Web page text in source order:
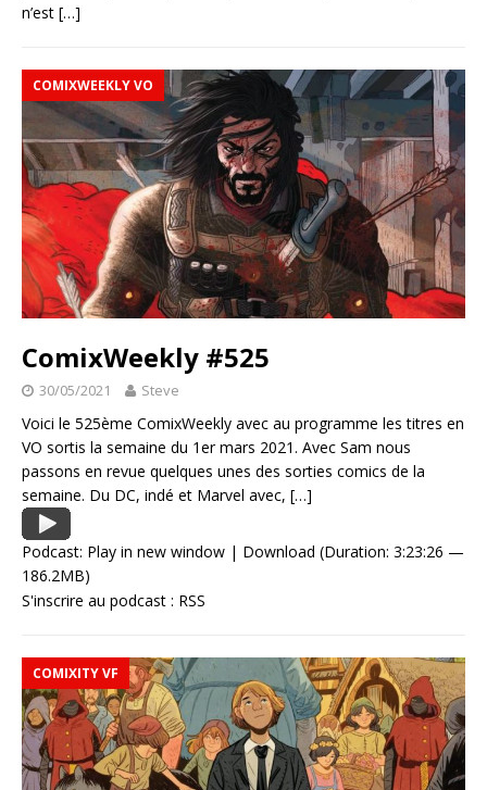
n’est […]
COMIXWEEKLY VO
ComixWeekly #525
30/05/2021 Steve
Voici le 525ème ComixWeekly avec au programme les titres en
VO sortis la semaine du 1er mars 2021. Avec Sam nous
passons en revue quelques unes des sorties comics de la
semaine. Du DC, indé et Marvel avec, […]
Podcast: Play in new window | Download (Duration: 3:23:26 —
186.2MB)
S'inscrire au podcast : RSS
COMIXITY VF